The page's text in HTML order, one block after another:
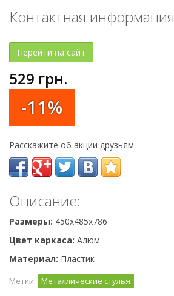
Контактная информация
Перейти на сайт
529 грн.
-11%
Расскажите об акции друзьям
Описание:
Размеры: 450x485x786
Цвет каркаса: Алюм
Материал: Пластик
Метки: Металлические стулья